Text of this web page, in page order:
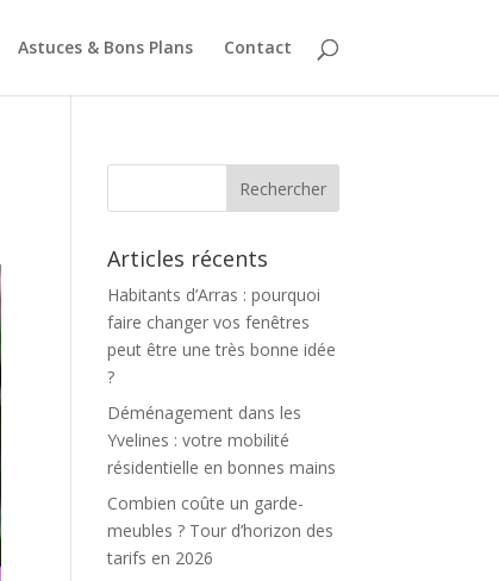
Astuces & Bons Plans Contact
Articles récents
Habitants d’Arras : pourquoi
faire changer vos fenêtres
peut être une très bonne idée
?
Déménagement dans les
Yvelines : votre mobilité
résidentielle en bonnes mains
Combien coûte un garde-
meubles ? Tour d’horizon des
tarifs en 2026